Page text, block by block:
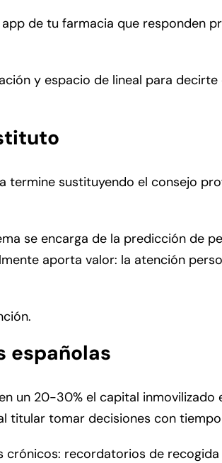
de tu farmacia que responden
y espacio de lineal para
sustituyendo el consejo
se encarga de la predicción de
aporta valor: la atención
españolas
un 20-30% el capital inmovilizado
titular tomar decisiones con
recordatorios de